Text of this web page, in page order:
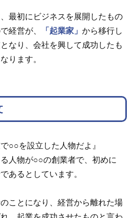
最初にビジネスを展開したもの
経営が、 「起業家」 から移行し
なり、会社を興して成功したも
ります。
○○を設立した人物だよ』
人物が○○の創業者で、初めに
あるとしています。
ことになり、経営から離れた場